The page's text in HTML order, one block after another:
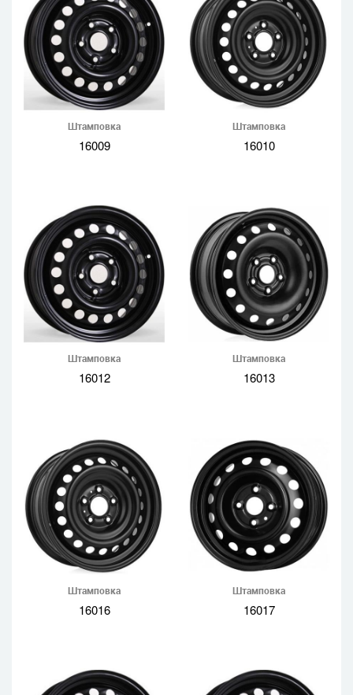
Штамповка
16009
Штамповка
16010
Штамповка
16012
Штамповка
16013
Штамповка
16016
Штамповка
16017